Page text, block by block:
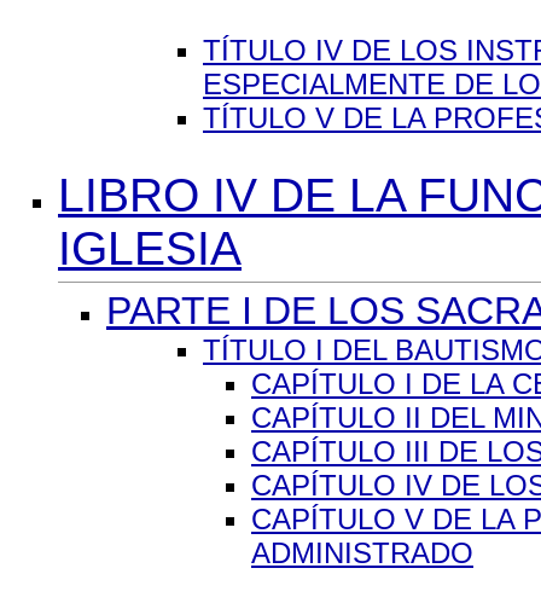
TÍTULO IV DE LOS
ESPECIALMENTE DE
TÍTULO V DE LA
LIBRO IV DE LA
IGLESIA
PARTE I DE LOS
TÍTULO I DEL
CAPÍTULO I DE LA
CAPÍTULO II DEL
CAPÍTULO III DE
CAPÍTULO IV DE
CAPÍTULO V DE LA
ADMINISTRADO